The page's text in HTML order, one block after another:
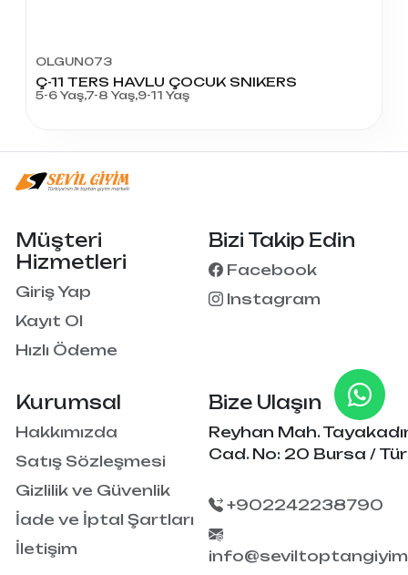
OLGUN073
Ç-11 TERS HAVLU ÇOCUK SNIKERS
5-6 Yaş,7-8 Yaş,9-11 Yaş
Kurumsal
Hakkımızda
Satış Sözleşmesi
Gizlilik ve Güvenlik
İade ve İptal Şartları
İletişim
Müşteri
Hizmetleri
Giriş Yap
Kayıt Ol
Hızlı Ödeme
Bizi Takip Edin
Facebook
Instagram
Bize Ulaşın
Reyhan Mah.
Cad. No: 20 Bursa /
+902242238790